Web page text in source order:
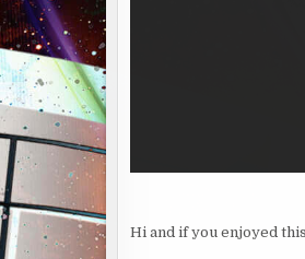
Hi and if you enjoyed